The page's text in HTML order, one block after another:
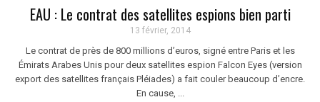
EAU : Le contrat des satellites espions bien parti
13 février, 2014
Le contrat de près de 800 millions d’euros, signé entre Paris et les
Émirats Arabes Unis pour deux satellites espion Falcon Eyes (version
export des satellites français Pléiades) a fait couler beaucoup d’encre.
En cause, ...